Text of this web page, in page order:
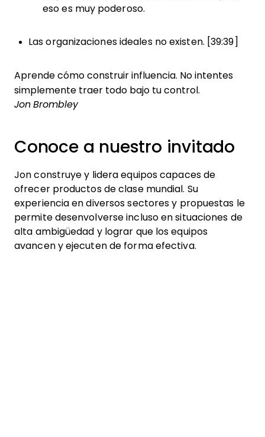
eso es muy poderoso.
Las organizaciones ideales no existen. [39:39]
Aprende cómo construir influencia. No intentes
simplemente traer todo bajo tu control.
Jon Brombley
Conoce a nuestro invitado
Jon construye y lidera equipos capaces de
ofrecer productos de clase mundial. Su
experiencia en diversos sectores y propuestas le
permite desenvolverse incluso en situaciones de
alta ambigüedad y lograr que los equipos
avancen y ejecuten de forma efectiva.